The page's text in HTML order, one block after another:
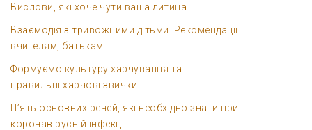
Вислови, які хоче чути ваша дитина
Взаємодія з тривожними дітьми. Рекомендації
вчителям, батькам
Формуємо культуру харчування та
правильні харчові звички
П’ять основних речей, які необхідно знати при
коронавірусній інфекції